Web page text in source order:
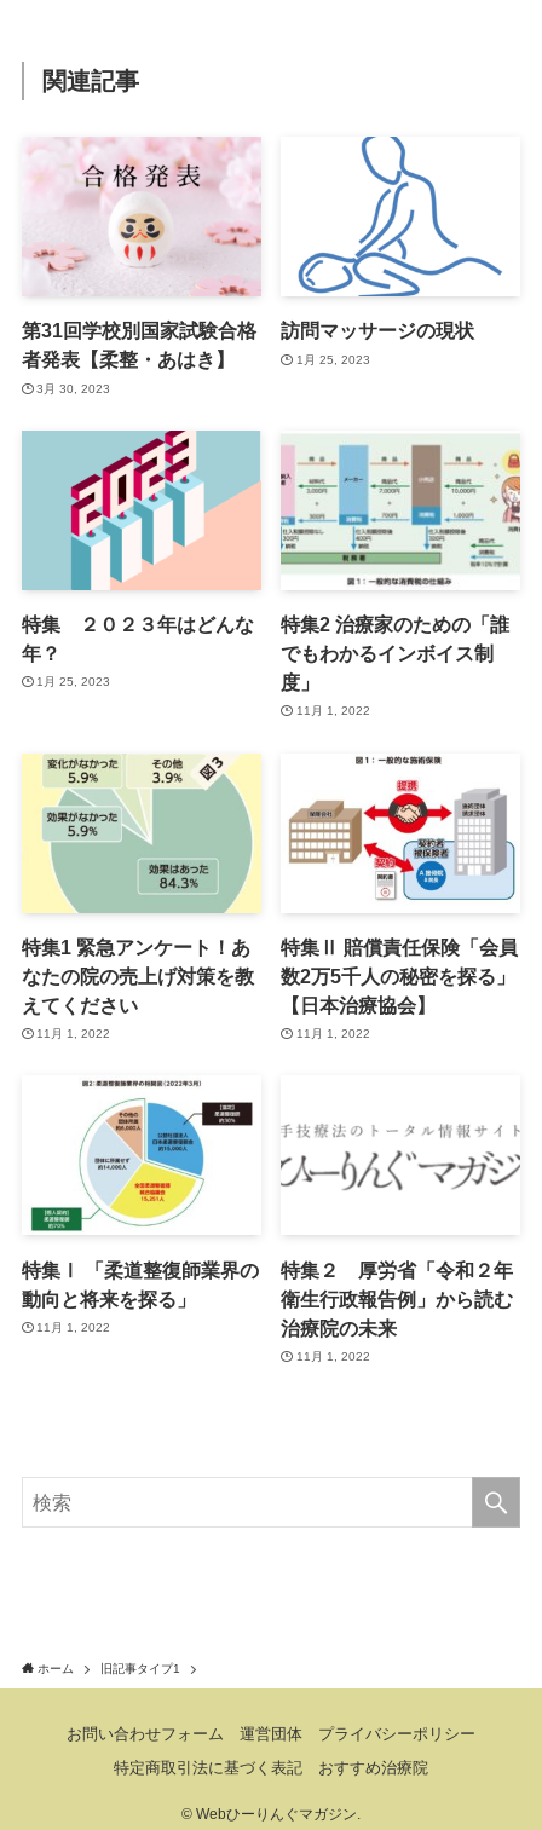
関連記事
第31回学校別国家試験合格
者発表【柔整・あはき】
3月 30, 2023
訪問マッサージの現状
1月 25, 2023
特集 ２０２３年はどんな
年？
1月 25, 2023
特集2 治療家のための「誰
でもわかるインボイス制
度」
11月 1, 2022
特集1 緊急アンケート！あ
なたの院の売上げ対策を教
えてください
11月 1, 2022
特集Ⅱ 賠償責任保険「会員
数2万5千人の秘密を探る」
【日本治療協会】
11月 1, 2022
特集Ⅰ 「柔道整復師業界の
動向と将来を探る」
11月 1, 2022
特集２ 厚労省「令和２年
衛生行政報告例」から読む
治療院の未来
11月 1, 2022
ホーム 旧記事タイプ1
お問い合わせフォーム 運営団体
プライバシーポリシー
特定商取引法に基づく表記
おすすめ治療院
© Webひーりんぐマガジン.